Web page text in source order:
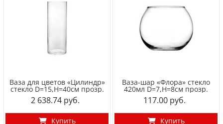
Ваза для цветов «Цилиндр»
стекло D=15,H=40см прозр.
2 638.74
Купить
Ваза-шар «Флора» стекло
420мл D=7,H=8см прозр.
117.00
Купить